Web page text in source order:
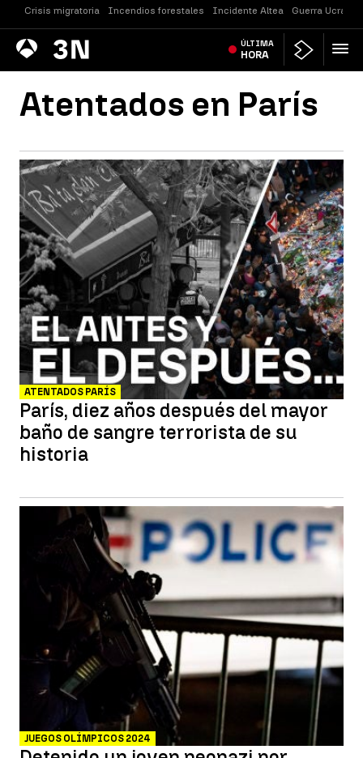
Crisis migratoria Incendios forestales Incidente Altea Guerra Ucrania
Antena
3 Noticias ÚLTIMA
HORA
Atentados en París
ATENTADOS PARÍS
París, diez años después del mayor
baño de sangre terrorista de su
historia
JUEGOS OLÍMPICOS 2024